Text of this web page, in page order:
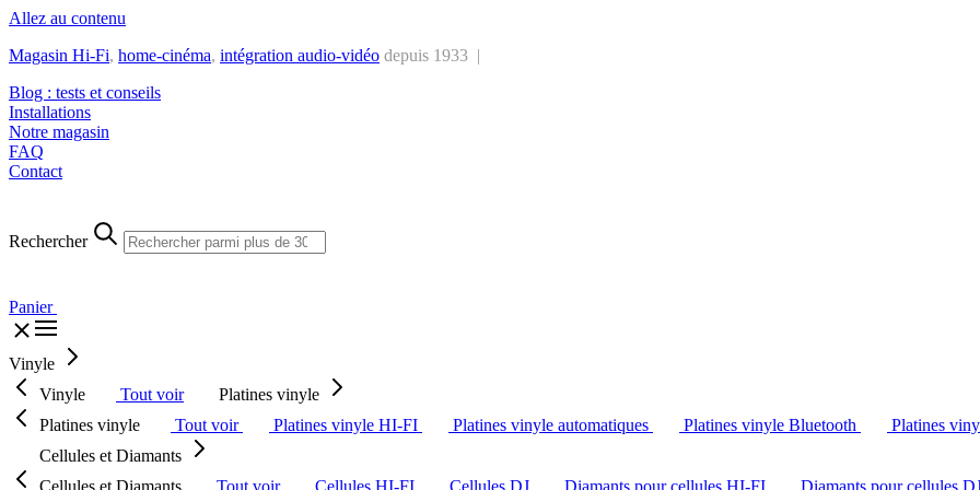
Allez au contenu
Magasin Hi-Fi, home-cinéma, intégration audio-vidéo depuis 1933 |
Blog : tests et conseils
Installations
Notre magasin
FAQ
Contact
Rechercher
Panier
Vinyle
Vinyle
Tout voir
Platines vinyle
Platines vinyle
Tout voir Platines vinyle HI-FI Platines vinyle automatiques Platines vinyle Bluetooth
Platines
Cellules et Diamants
Cellules et Diamants
Tout voir Cellules HI-FI Cellules DJ Diamants pour cellules HI-FI
Diamants pour cellules